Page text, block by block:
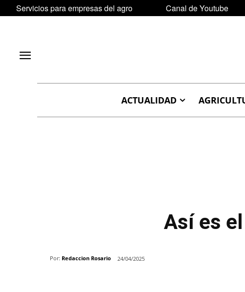
Servicios para empresas del agro Canal de Youtube
ACTUALIDAD
Así es
Por: Redaccion Rosario 24/04/2025